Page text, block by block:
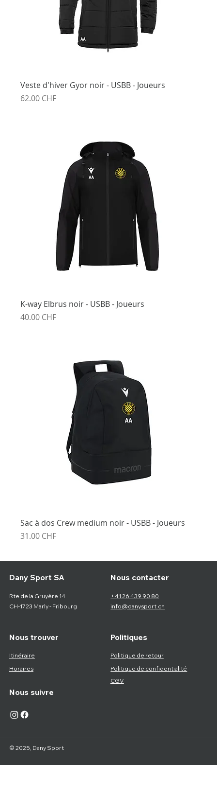
Veste d'hiver Gyor noir - USBB - Joueurs
Prix
62.00 CHF
K-way Elbrus noir - USBB - Joueurs
Prix
40.00 CHF
Sac à dos Crew medium noir - USBB - Joueurs
Prix
31.00 CHF
Nous trouver
Itinéraire
Dany Sport SA
Rte de la Gruyère 14
CH-1723 Marly - Fribourg
Nous suivre
© 2025, Dany Sport
Horaires
Politiques
Politique de retour
Nous contacter
+41 26 439 90 80
info@danysport.ch
Politique de confidentialité
CGV